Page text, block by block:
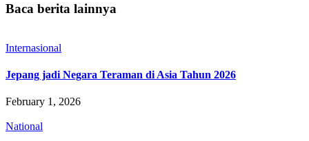
Baca berita lainnya
Internasional
Jepang jadi Negara Teraman di Asia Tahun 2026
February 1, 2026
National